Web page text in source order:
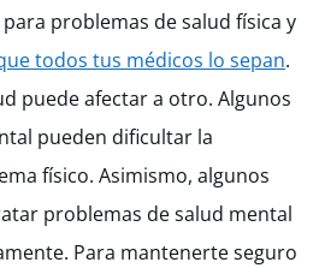
problemas de salud física y
todos tus médicos lo sepan.
puede afectar a otro. Algunos
pueden dificultar la
físico. Asimismo, algunos
problemas de salud mental
Para mantenerte seguro